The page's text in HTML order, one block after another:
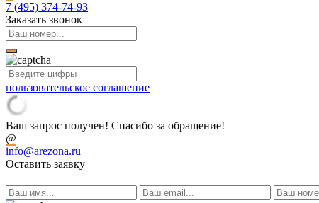
7 (495) 374-74-93
Заказать звонок
пользовательское соглашение
Ваш запрос получен! Спасибо за обращение!
@
info@arezona.ru
Оставить заявку